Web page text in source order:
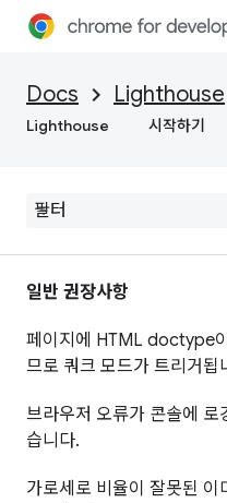
Docs Lighthouse
Lighthouse 시작하기
일반 권장사항
페이지에 HTML doctype
므로 쿼크 모드가 트리거됩
브라우저 오류가 콘솔에 로
습니다.
가로세로 비율이 잘못된 이